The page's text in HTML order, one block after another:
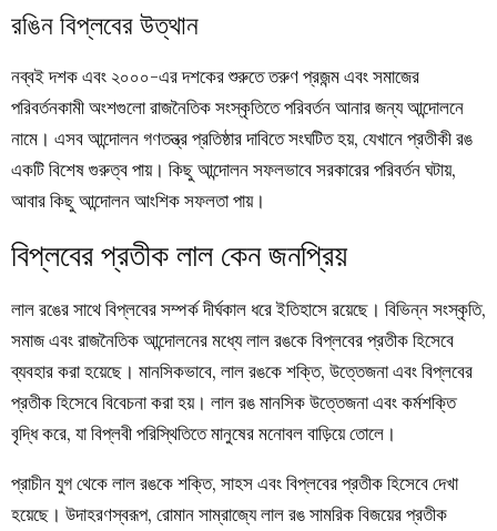
রঙিন বিপ্লবের উত্থান
নব্বই দশক এবং ২০০০-এর দশকের শুরুতে তরুণ প্রজন্ম এবং সমাজের
পরিবর্তনকামী অংশগুলো রাজনৈতিক সংস্কৃতিতে পরিবর্তন আনার জন্য আন্দোলনে
নামে। এসব আন্দোলন গণতন্ত্র প্রতিষ্ঠার দাবিতে সংঘটিত হয়, যেখানে প্রতীকী রঙ
একটি বিশেষ গুরুত্ব পায়। কিছু আন্দোলন সফলভাবে সরকারের পরিবর্তন ঘটায়,
আবার কিছু আন্দোলন আংশিক সফলতা পায়।
বিপ্লবের প্রতীক লাল কেন জনপ্রিয়
লাল রঙের সাথে বিপ্লবের সম্পর্ক দীর্ঘকাল ধরে ইতিহাসে রয়েছে। বিভিন্ন সংস্কৃতি,
সমাজ এবং রাজনৈতিক আন্দোলনের মধ্যে লাল রঙকে বিপ্লবের প্রতীক হিসেবে
ব্যবহার করা হয়েছে। মানসিকভাবে, লাল রঙকে শক্তি, উত্তেজনা এবং বিপ্লবের
প্রতীক হিসেবে বিবেচনা করা হয়। লাল রঙ মানসিক উত্তেজনা এবং কর্মশক্তি
বৃদ্ধি করে, যা বিপ্লবী পরিস্থিতিতে মানুষের মনোবল বাড়িয়ে তোলে।
প্রাচীন যুগ থেকে লাল রঙকে শক্তি, সাহস এবং বিপ্লবের প্রতীক হিসেবে দেখা
হয়েছে। উদাহরণস্বরূপ, রোমান সাম্রাজ্যে লাল রঙ সামরিক বিজয়ের প্রতীক